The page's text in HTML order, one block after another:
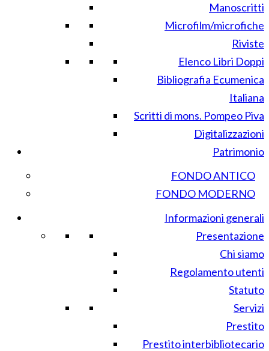
Manoscritti
Microfilm/microfiche
Riviste
Elenco Libri Doppi
Bibliografia Ecumenica
Italiana
Scritti di mons. Pompeo Piva
Digitalizzazioni
Patrimonio
FONDO ANTICO
FONDO MODERNO
Informazioni generali
Presentazione
Chi siamo
Regolamento utenti
Statuto
Servizi
Prestito
Prestito interbibliotecario